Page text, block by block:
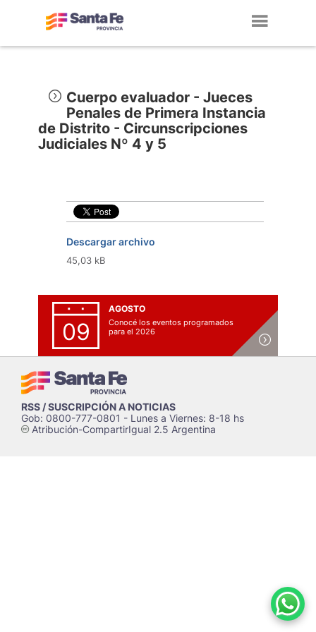
Cuerpo evaluador - Jueces
Penales de Primera Instancia
de Distrito - Circunscripciones
Judiciales Nº 4 y 5
Descargar archivo
45,03 kB
09
AGOSTO
Conocé los eventos programados
para el 2026
RSS / SUSCRIPCIÓN A NOTICIAS
Gob: 0800-777-0801 - Lunes a Viernes: 8-18 hs
cAtribución-CompartirIgual 2.5 Argentina